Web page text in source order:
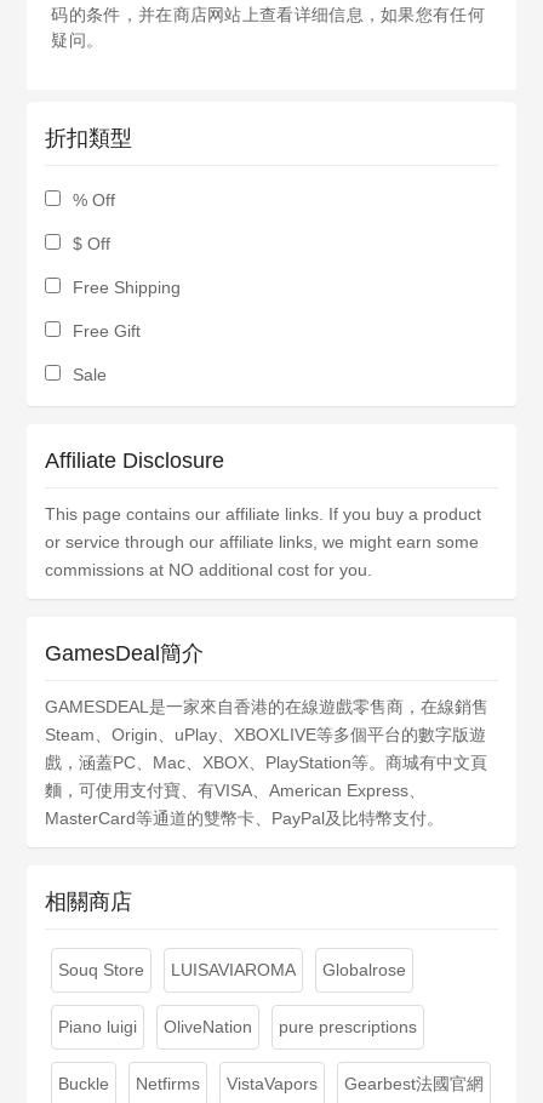
码的条件，并在商店网站上查看详细信息，如果您有任何
疑问。
折扣類型
% Off
$ Off
Free Shipping
Free Gift
Sale
Affiliate Disclosure
This page contains our affiliate links. If you buy a product
or service through our affiliate links, we might earn some
commissions at NO additional cost for you.
GamesDeal簡介
GAMESDEAL是一家來自香港的在線遊戲零售商，在線銷售
Steam、Origin、uPlay、XBOXLIVE等多個平台的數字版遊
戲，涵蓋PC、Mac、XBOX、PlayStation等。商城有中文頁
麵，可使用支付寶、有VISA、American Express、
MasterCard等通道的雙幣卡、PayPal及比特幣支付。
相關商店
Souq Store LUISAVIAROMA Globalrose
Piano luigi OliveNation pure prescriptions
Buckle Netfirms VistaVapors Gearbest法國官網